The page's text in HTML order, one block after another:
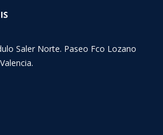
Saler Norte. Paseo Fco Lozano